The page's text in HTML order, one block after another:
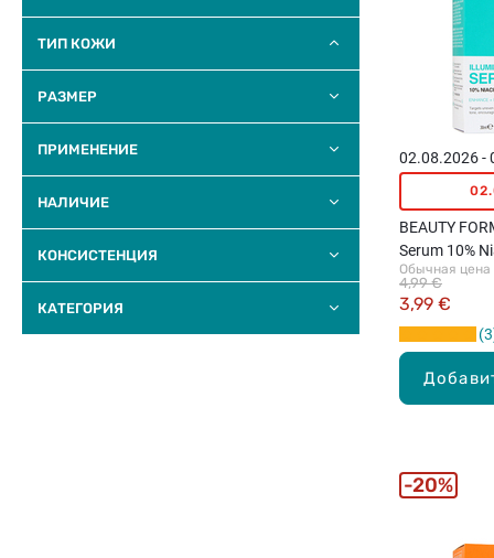
ТИП КОЖИ
РАЗМЕР
ПРИМЕНЕНИЕ
НАЛИЧИЕ
КОНСИСТЕНЦИЯ
КАТЕГОРИЯ
02.08.2026 -
BEAUTY
Serum 10%
сыворотка
Обычная цена
3,99 €
4,99 €
3
20%